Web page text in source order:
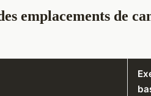
emplacements de